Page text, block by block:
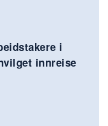
i
innreise